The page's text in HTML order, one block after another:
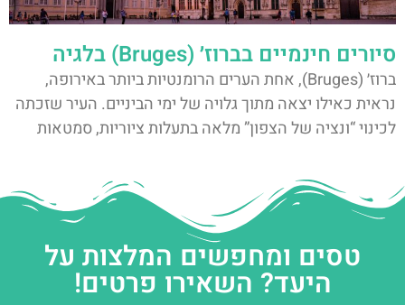
סיורים חינמיים בברוז׳ (Bruges) בלגיה
ברוז׳ (Bruges), אחת הערים הרומנטיות ביותר באירופה,
נראית כאילו יצאה מתוך גלויה של ימי הביניים. העיר שזכתה
לכינוי “ונציה של הצפון” מלאה בתעלות ציוריות, סמטאות
טסים ומחפשים המלצות על
היעד? השאירו פרטים!